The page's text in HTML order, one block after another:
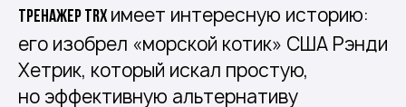
Тренажер TRX имеет интересную историю:
его изобрел «морской котик» США Рэнди
Хетрик, который искал простую,
но эффективную альтернативу